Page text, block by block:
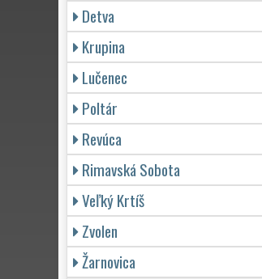
Detva
Krupina
Lučenec
Poltár
Revúca
Rimavská Sobota
Veľký Krtíš
Zvolen
Žarnovica